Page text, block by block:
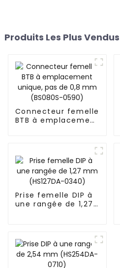
Produits Les Plus Vendus
Connecteur femelle
BTB à emplacement
Prise femelle DIP à
une rangée de 1,27